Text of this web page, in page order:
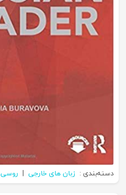
دسته‌بندی : زبان های خارجی | روسی